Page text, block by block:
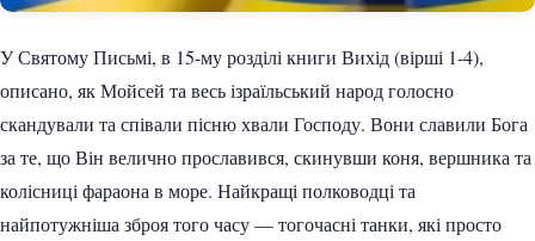
У Святому Письмі, в 15-му розділі книги Вихід (вірші 1-4),
описано, як Мойсей та весь ізраїльський народ голосно
скандували та співали пісню хвали Господу. Вони славили Бога
за те, що Він велично прославився, скинувши коня, вершника та
колісниці фараона в море. Найкращі полководці та
найпотужніша зброя того часу — тогочасні танки, які просто